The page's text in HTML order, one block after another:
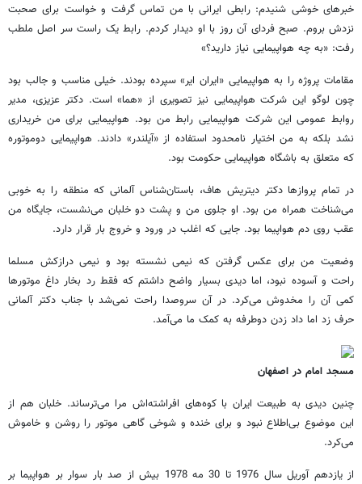
خبرهای خوشی شنیدم: رابطی ایرانی با من تماس گرفت و خواست برای صحبت
نزدش بروم. صبح فردای آن روز با او دیدار کردم. رابط یک راست سر اصل ملطب
رفت: «به چه هواپیمایی نیاز دارید؟»
مقامات پروژه را به هواپیمایی «ایران ایر» سپرده بودند. خیلی مناسب و جالب بود
چون لوگو این شرکت هواپیمایی نیز تصویری از «هما» است. دکتر عزیزی، مدیر
روابط عمومی این شرکت هواپیمایی رابط من بود. هواپیمایی برای من خریداری
نشد بلکه به من اختیار نامحدود استفاده از «آیلندر» دادند. هواپیمایی دوموتوره
که متعلق به باشگاه هواپیمایی حکومت بود.
در تمام پروازها دکتر دیتریش هاف، باستان‌شناس آلمانی که منطقه را به خوبی
می‌شناخت همراه من بود. او جلوی من و پشت دو خلبان می‌نشست، جایگاه من
عقب روی دم هواپیما بود. جایی که اغلب در ورود و خروج بار قرار دارد.
وضعیت من برای عکس گرفتن که نیمی نشسته بود و نیمی درازکش مسلما
راحت و آسوده نبود، اما دیدی بسیار واضح داشتم که فقط رد بخار داغ موتورها
کمی آن را مخدوش می‌کرد. در آن سروصدا راحت نمی‌شد با جناب دکتر آلمانی
حرف زد اما داد زدن دوطرفه به کمک ما می‌آمد.
مسجد امام در اصفهان
چنین دیدی به طبیعت ایران با کوه‌های افراشته‌اش مرا می‌ترساند. خلبان هم از
این موضوع بی‌اطلاع نبود و برای خنده و شوخی گاهی موتور را روشن و خاموش
می‌کرد.
از یازدهم آوریل سال 1976 تا 30 مه 1978 بیش از صد بار سوار بر هواپیما بر